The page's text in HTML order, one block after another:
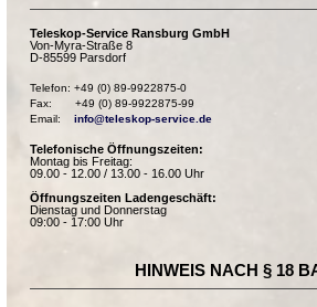
Teleskop-Service Ransburg GmbH
Von-Myra-Straße 8
D-85599 Parsdorf
Telefon: +49 (0) 89-9922875-0
Fax:       +49 (0) 89-9922875-99
Email: info@teleskop-service.de
Telefonische Öffnungszeiten:
Montag bis Freitag:
09.00 - 12.00 / 13.00 - 16.00 Uhr
Öffnungszeiten Ladengeschäft:
Dienstag und Donnerstag
09:00 - 17:00 Uhr
HINWEIS NACH § 18